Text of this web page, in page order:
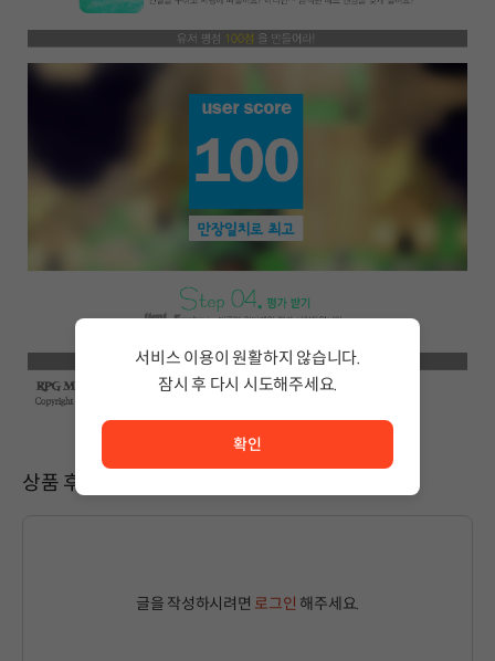
상품 후기
글을 작성하시려면 로그인 해주세요.
서비스 이용이 원활하지 않습니다.
잠시 후 다시 시도해주세요.
확인